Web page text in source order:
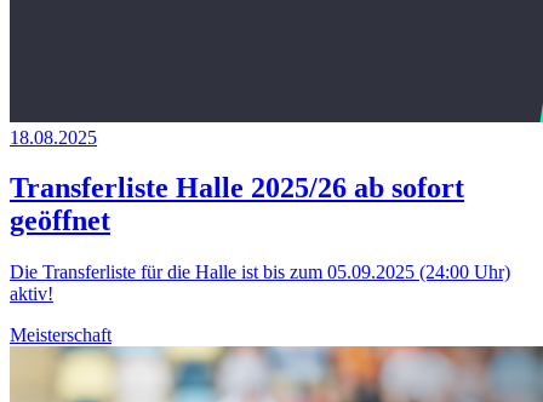
18.08.2025
Transferliste Halle 2025/26 ab sofort
geöffnet
Die Transferliste für die Halle ist bis zum 05.09.2025 (24:00 Uhr)
aktiv!
Meisterschaft